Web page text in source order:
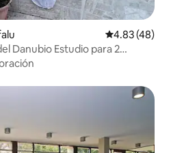
Calificación
4.83 (48)
Danubio Estudio para 2